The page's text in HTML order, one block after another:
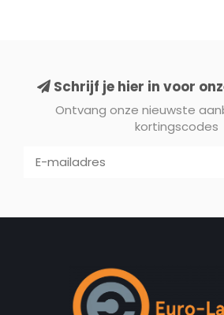
Schrijf je hier in voor
Ontvang onze nieuwste
kortingscodes